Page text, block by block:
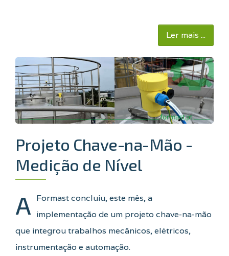
Ler mais ...
Projeto Chave-na-Mão -
Medição de Nível
A Formast concluiu, este mês, a
implementação de um projeto chave-na-mão
que integrou trabalhos mecânicos, elétricos,
instrumentação e automação.